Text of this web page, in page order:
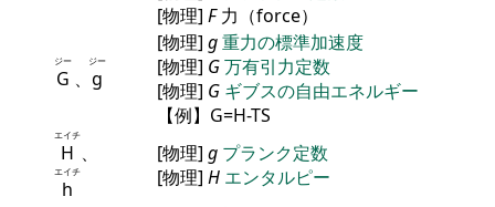
[物理] F力（force）
G
ジー
、 g
ジー
[物理] g重力の標準加速度
[物理] G万有引力定数
[物理] G ギブスの自由エネルギー
【例】G=H-TS
H
エイチ
、
h
エイチ
[物理] g プランク定数
[物理] H エンタルピー